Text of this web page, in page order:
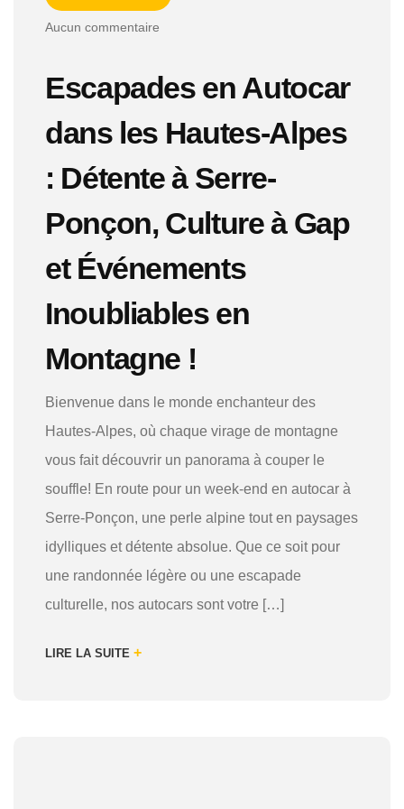
Aucun commentaire
Escapades en Autocar
dans les Hautes-Alpes
: Détente à Serre-
Ponçon, Culture à Gap
et Événements
Inoubliables en
Montagne !
Bienvenue dans le monde enchanteur des
Hautes-Alpes, où chaque virage de montagne
vous fait découvrir un panorama à couper le
souffle! En route pour un week-end en autocar à
Serre-Ponçon, une perle alpine tout en paysages
idylliques et détente absolue. Que ce soit pour
une randonnée légère ou une escapade
culturelle, nos autocars sont votre […]
LIRE LA SUITE +